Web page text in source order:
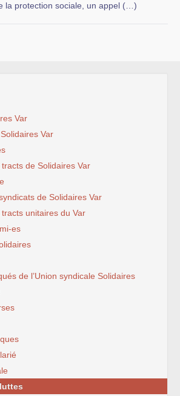
la protection sociale, un appel (…)
Var
Var
de Solidaires Var
de Solidaires Var
unitaires du Var
es
de l’Union syndicale Solidaires